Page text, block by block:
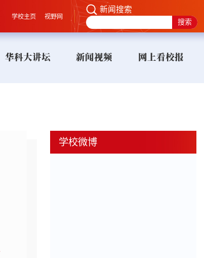
学校主页 视野网
新闻搜索
华科大讲坛 新闻视频 网上看校报
学校微博